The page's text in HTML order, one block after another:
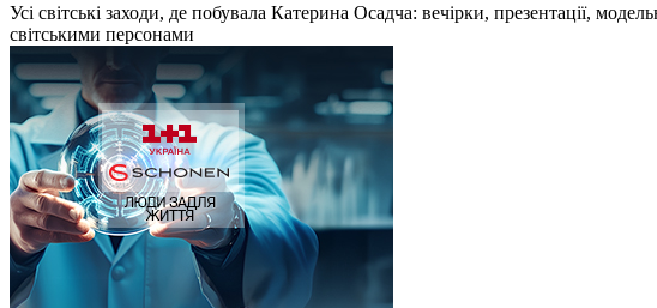
Усі світські заходи, де побувала Катерина Осадча: вечірки, презентації,
світськими персонами